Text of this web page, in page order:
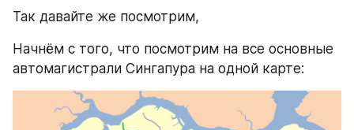
Так давайте же посмотрим,
Начнём с того, что посмотрим на все основные
автомагистрали Сингапура на одной карте: